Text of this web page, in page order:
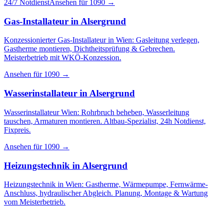
24/7 NotdienstAnsehen für 1090 →
Gas-Installateur in Alsergrund
Konzessionierter Gas-Installateur in Wien: Gasleitung verlegen,
Gastherme montieren, Dichtheitsprüfung & Gebrechen.
Meisterbetrieb mit WKÖ-Konzession.
Ansehen für 1090 →
Wasserinstallateur in Alsergrund
Wasserinstallateur Wien: Rohrbruch beheben, Wasserleitung
tauschen, Armaturen montieren. Altbau-Spezialist, 24h Notdienst,
Fixpreis.
Ansehen für 1090 →
Heizungstechnik in Alsergrund
Heizungstechnik in Wien: Gastherme, Wärmepumpe, Fernwärme-
Anschluss, hydraulischer Abgleich. Planung, Montage & Wartung
vom Meisterbetrieb.